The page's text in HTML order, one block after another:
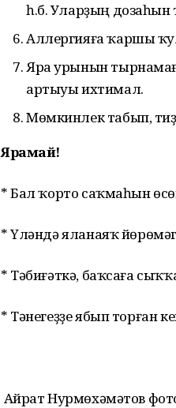
һ.б. Уларҙың дозаһын
Аллергияға ҡаршы
Яра урынын
артыуы ихтимал.
Мөмкинлек табып,
Ярамай!
* Бал ҡорто саҡмаһын
* Үләндә яланаяҡ
* Тәбиғәткә, баҡсаға
* Тәнегеҙҙе ябып торған
Айрат Нурмөхәмәтов